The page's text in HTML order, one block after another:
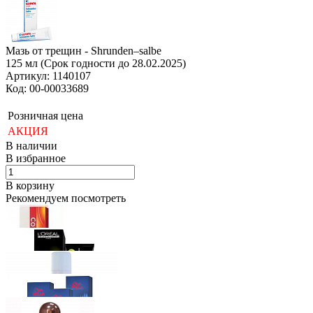
Мазь от трещин - Shrunden–salbe
125 мл (Срок годности до 28.02.2025)
Артикул: 1140107
Код: 00-00033689
Розничная цена
АКЦИЯ
В наличии
В избранное
В корзину
Рекомендуем посмотреть